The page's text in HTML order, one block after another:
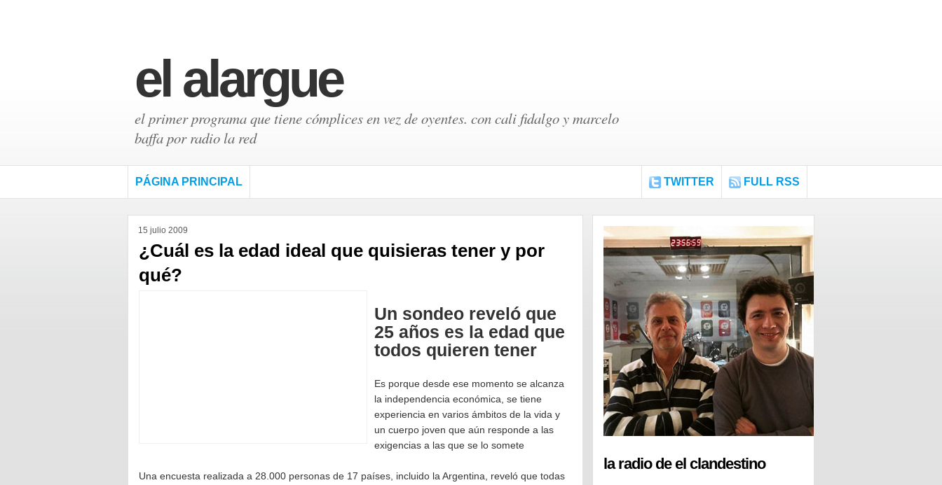
el alargue
el primer programa que tiene cómplices en vez de oyentes. con cali fidalgo y marcelo
baffa por radio la red
PÁGINA PRINCIPAL TWITTER FULL RSS
15 julio 2009
¿Cuál es la edad ideal que quisieras tener y por
qué?
Un sondeo reveló que
25 años es la edad que
todos quieren tener
Es porque desde ese momento se alcanza
la independencia económica, se tiene
experiencia en varios ámbitos de la vida y
un cuerpo joven que aún responde a las
exigencias a las que se lo somete
Una encuesta realizada a 28.000 personas de 17 países, incluido la Argentina, reveló que todas
la radio de el clandestino